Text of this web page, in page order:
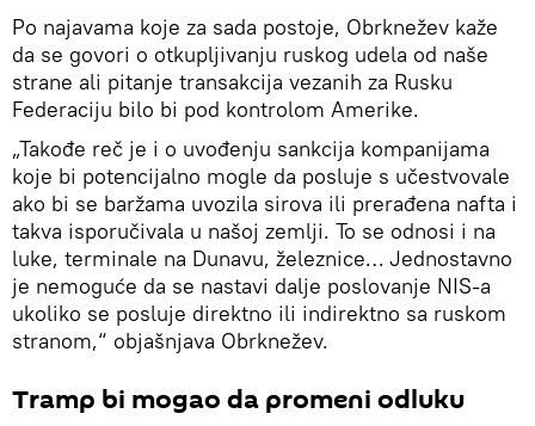
Po najavama koje za sada postoje, Obrknežev kaže
da se govori o otkupljivanju ruskog udela od naše
strane ali pitanje transakcija vezanih za Rusku
Federaciju bilo bi pod kontrolom Amerike.
„Takođe reč je i o uvođenju sankcija kompanijama
koje bi potencijalno mogle da posluje s učestvovale
ako bi se baržama uvozila sirova ili prerađena nafta i
takva isporučivala u našoj zemlji. To se odnosi i na
luke, terminale na Dunavu, železnice… Jednostavno
je nemoguće da se nastavi dalje poslovanje NIS-a
ukoliko se posluje direktno ili indirektno sa ruskom
stranom,“ objašnjava Obrknežev.
Tramp bi mogao da promeni odluku